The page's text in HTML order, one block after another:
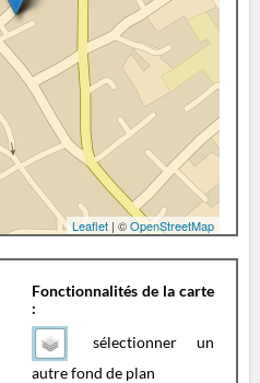
Leaflet | ©OpenStreetMap
Fonctionnalités de la carte
:
sélectionner un
autre fond de plan